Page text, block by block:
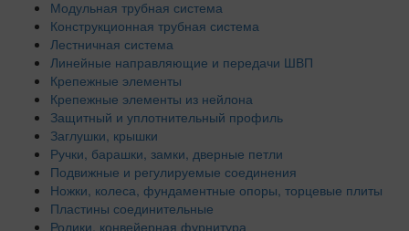
Модульная трубная система
Конструкционная трубная система
Лестничная система
Линейные направляющие и передачи ШВП
Крепежные элементы
Крепежные элементы из нейлона
Защитный и уплотнительный профиль
Заглушки, крышки
Ручки, барашки, замки, дверные петли
Подвижные и регулируемые соединения
Ножки, колеса, фундаментные опоры, торцевые плиты
Пластины соединительные
Ролики, конвейерная фурнитура